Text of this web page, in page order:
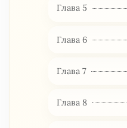
Глава 5
Глава 6
Глава 7
Глава 8